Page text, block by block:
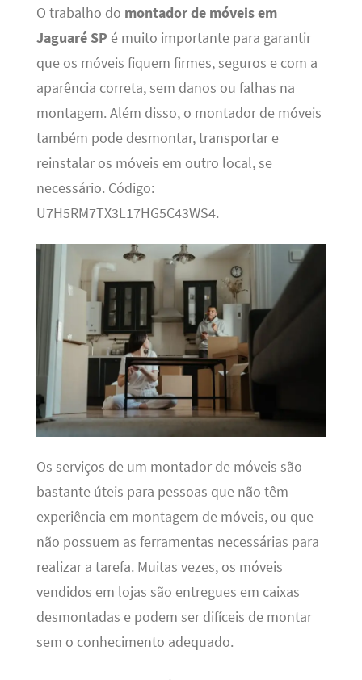
O trabalho do montador de móveis em
Jaguaré SP é muito importante para garantir
que os móveis fiquem firmes, seguros e com a
aparência correta, sem danos ou falhas na
montagem. Além disso, o montador de móveis
também pode desmontar, transportar e
reinstalar os móveis em outro local, se
necessário. Código:
U7H5RM7TX3L17HG5C43WS4.
Os serviços de um montador de móveis são
bastante úteis para pessoas que não têm
experiência em montagem de móveis, ou que
não possuem as ferramentas necessárias para
realizar a tarefa. Muitas vezes, os móveis
vendidos em lojas são entregues em caixas
desmontadas e podem ser difíceis de montar
sem o conhecimento adequado.